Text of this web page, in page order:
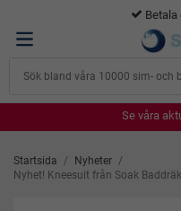
Betala
Se våra
Se våra
Se våra
Se våra
Startsida / Nyheter /
Nyhet! Kneesuit från Soak